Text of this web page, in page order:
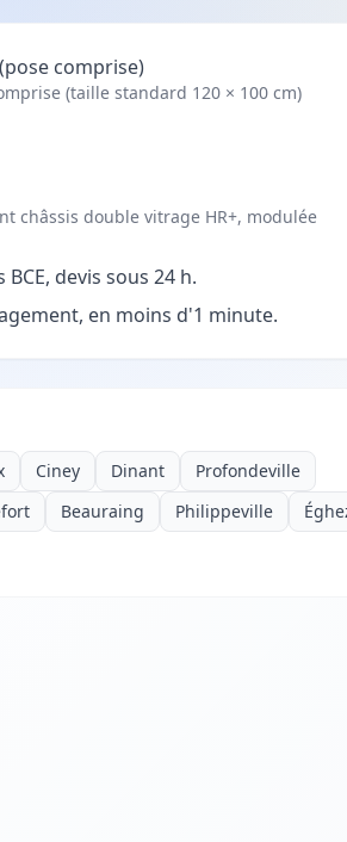
comprise)
(taille standard 120 × 100 cm)
châssis double vitrage HR+, modulée
devis sous 24 h.
en moins d'1 minute.
Ciney Dinant
Profondeville
Beauraing Philippeville